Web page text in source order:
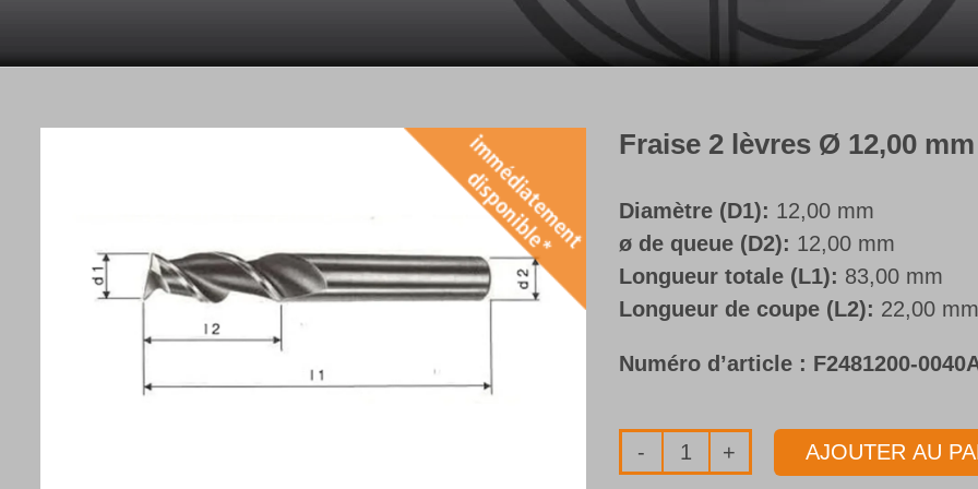
Fraise 2 lèvres Ø 12,00
Diamètre (D1): 12,00 mm
ø de queue (D2): 12,00 mm
Longueur totale (L1): 83,00 mm
Longueur de coupe (L2): 22,00 mm
Numéro d’article : F2481200-
quantité
AJOUTER AU